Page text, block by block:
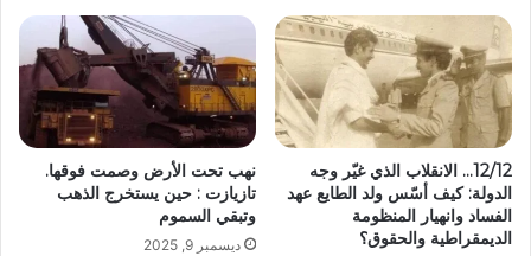
12/12… الانقلاب الذي غيّر وجه
الدولة: كيف أسّس ولد الطايع عهد
الفساد وانهيار المنظومة
الديمقراطية والحقوق؟
نهب تحت الأرض وصمت فوقها.
تازيازت : حين يستخرج الذهب
وتبقي السموم
ديسمبر 9, 2025